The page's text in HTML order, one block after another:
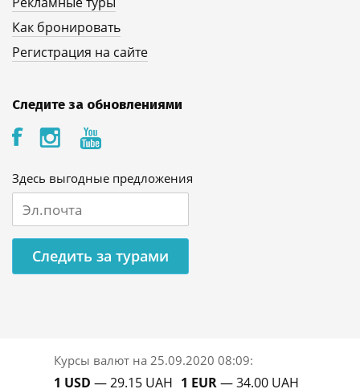
Как бронировать
Регистрация на сайте
Следите за обновлениями
Здесь выгодные предложения
Следить за турами
Курсы валют на 25.09.2020 08:09:
1 USD — 29.15 UAH 1 EUR— 34.00 UAH